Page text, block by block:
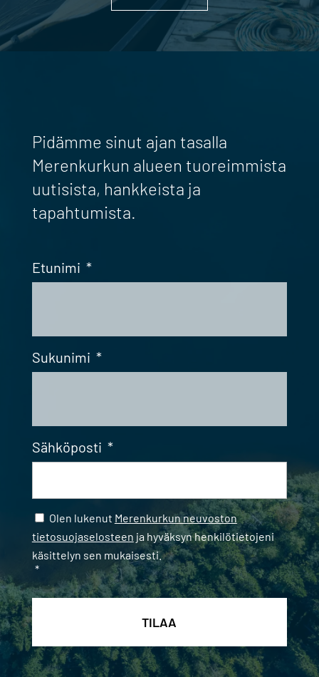
Pidämme sinut ajan tasalla
Merenkurkun alueen tuoreimmista
uutisista, hankkeista ja
tapahtumista.
Etunimi *
Sukunimi *
Sähköposti *
Samtycke *
Olen lukenut Merenkurkun neuvoston
tietosuojaselosteen ja hyväksyn henkilötietojeni
käsittelyn sen mukaisesti.
*